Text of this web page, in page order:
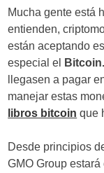
a
s
Mucha gente está
entienden,
están aceptando
especial el
Bitcoin.
llegasen a pagar
manejar estas
libros bitcoin que
Desde principios
GMO Group